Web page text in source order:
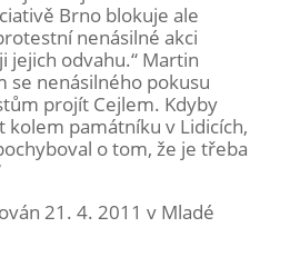
Brno blokuje ale
nenásilné akci
jejich odvahu.“ Martin
se nenásilného pokusu
projít Cejlem. Kdyby
kolem památníku v Lidicích,
o tom, že je třeba
21. 4. 2011 v Mladé